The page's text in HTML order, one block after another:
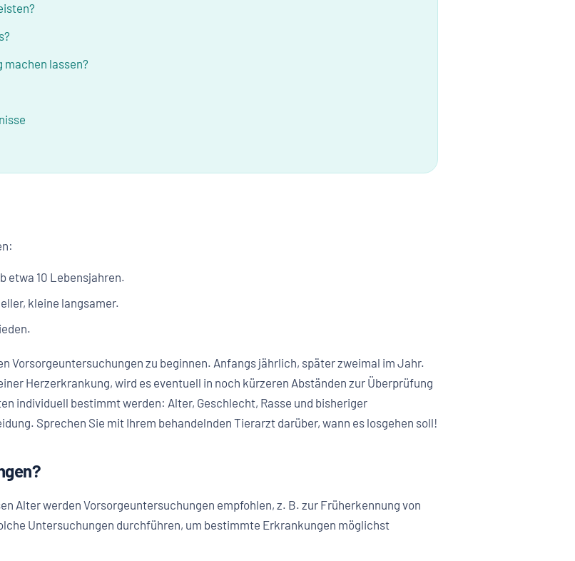
machen lassen?
etwa 10 Lebensjahren.
kleine langsamer.
Vorsorgeuntersuchungen zu beginnen. Anfangs jährlich, später zweimal im Jahr.
Herzerkrankung, wird es eventuell in noch kürzeren Abständen zur Überprüfung
individuell bestimmt werden: Alter, Geschlecht, Rasse und bisheriger
Sprechen Sie mit Ihrem behandelnden Tierarzt darüber, wann es losgehen soll!
Alter werden Vorsorgeuntersuchungen empfohlen, z. B. zur Früherkennung von
Untersuchungen durchführen, um bestimmte Erkrankungen möglichst